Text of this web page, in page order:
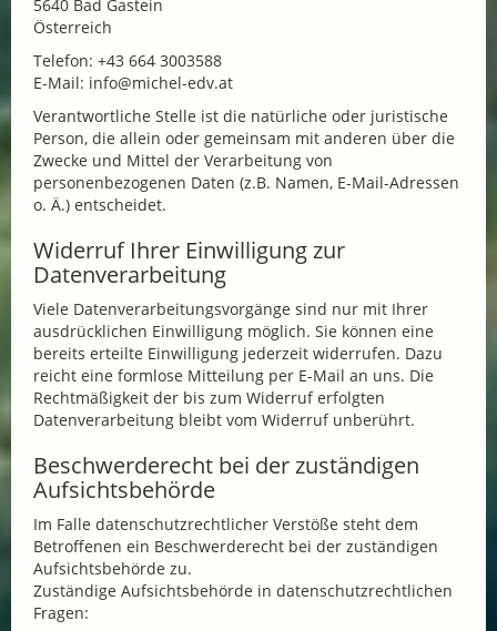
5640 Bad Gastein
Österreich
Telefon: +43 664 3003588
E-Mail: info@michel-edv.at
Verantwortliche Stelle ist die natürliche oder juristische
Person, die allein oder gemeinsam mit anderen über die
Zwecke und Mittel der Verarbeitung von
personenbezogenen Daten (z.B. Namen, E-Mail-Adressen
o. Ä.) entscheidet.
Widerruf Ihrer Einwilligung zur
Datenverarbeitung
Viele Datenverarbeitungsvorgänge sind nur mit Ihrer
ausdrücklichen Einwilligung möglich. Sie können eine
bereits erteilte Einwilligung jederzeit widerrufen. Dazu
reicht eine formlose Mitteilung per E-Mail an uns. Die
Rechtmäßigkeit der bis zum Widerruf erfolgten
Datenverarbeitung bleibt vom Widerruf unberührt.
Beschwerderecht bei der zuständigen
Aufsichtsbehörde
Im Falle datenschutzrechtlicher Verstöße steht dem
Betroffenen ein Beschwerderecht bei der zuständigen
Aufsichtsbehörde zu.
Zuständige Aufsichtsbehörde in datenschutzrechtlichen
Fragen: